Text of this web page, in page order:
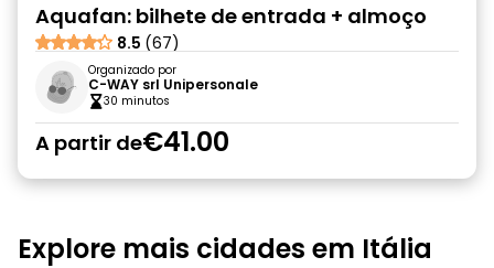
Aquafan: bilhete de entrada + almoço
8.5 (67)
Organizado por
C-WAY srl Unipersonale
30 minutos
A partir de€41.00
Explore mais cidades em Itália